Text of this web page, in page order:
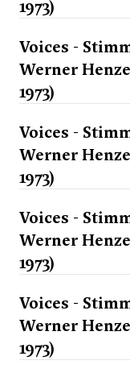
1973)
Voices -
Werner Henze
1973)
Voices -
Werner Henze
1973)
Voices -
Werner Henze
1973)
Voices -
Werner Henze
1973)